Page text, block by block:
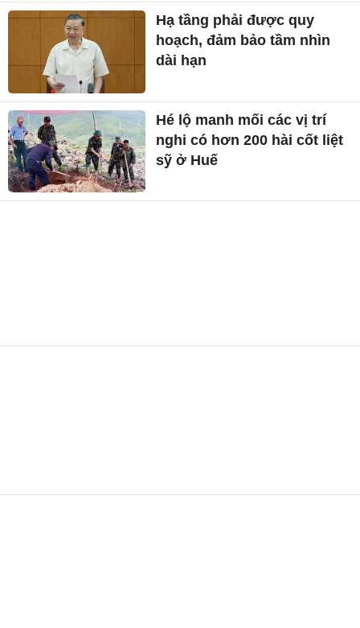
Hạ tầng phải được quy
hoạch, đảm bảo tầm nhìn
dài hạn
Hé lộ manh mối các vị trí
nghi có hơn 200 hài cốt liệt
sỹ ở Huế